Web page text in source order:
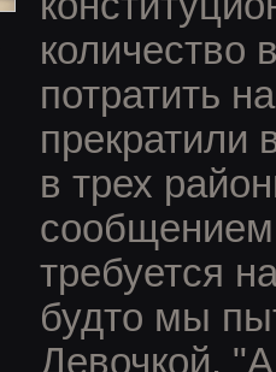
количество
потратить
прекратили
в трех
требуется
будто мы
Девочкой.